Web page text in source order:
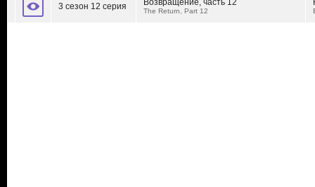
3 сезон 12 серия Возвращение, часть 12
The Return, Part 12